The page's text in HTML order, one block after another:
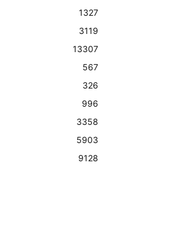
1327
3119
13307
567
326
996
3358
5903
9128